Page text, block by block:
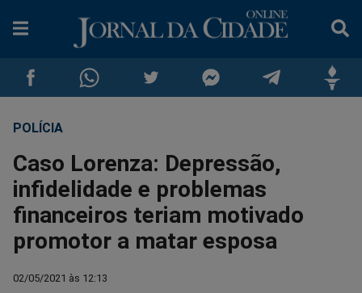
Compartilhar
no
Facebook
Compartilhar
no
Whatsapp
no
Twitter
no
Messenger
no
Telegram
POLÍCIA
Caso Lorenza: Depressão,
infidelidade e problemas
financeiros teriam motivado
promotor a matar esposa
02/05/2021 às 12:13